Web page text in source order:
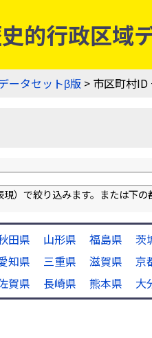
的行政区域
ータセットβ版 > 市区町村ID
）で絞り込みます。または下の
田県 山形県 福島県 茨
知県 三重県 滋賀県 京
賀県 長崎県 熊本県 大